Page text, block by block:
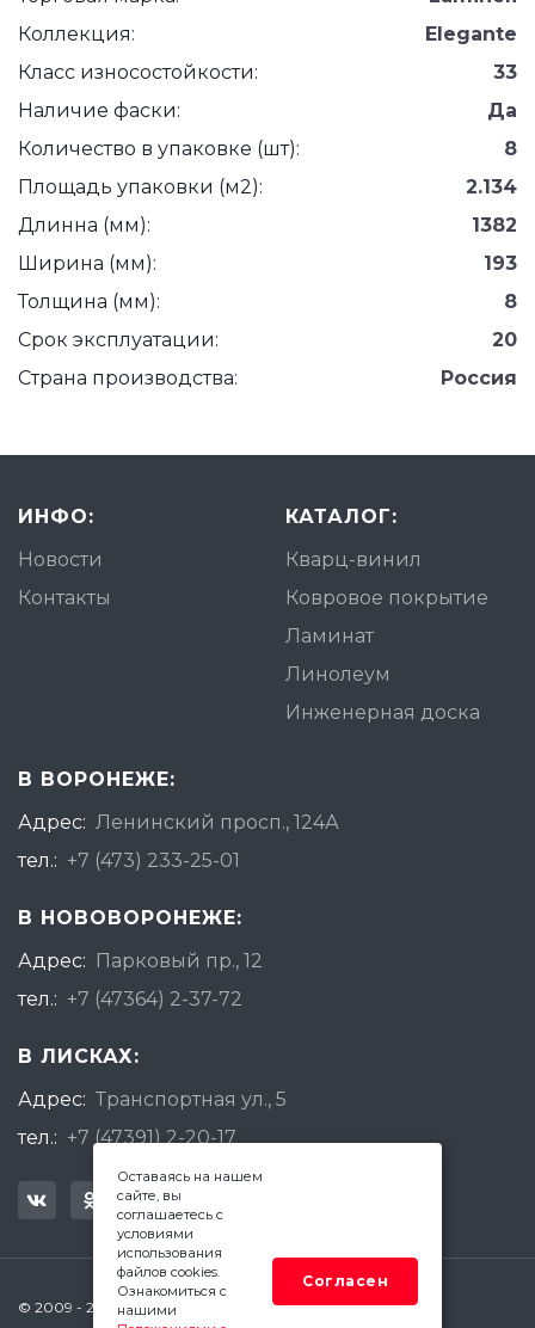
Коллекция:
Elegante
Класс износостойкости:
33
Наличие фаски:
Да
Количество в упаковке (шт):
8
Площадь упаковки (м2):
2.134
Длинна (мм):
1382
Ширина (мм):
193
Толщина (мм):
8
Срок эксплуатации:
20
Страна производства:
Россия
ИНФО:
Новости
Контакты
КАТАЛОГ:
Кварц-винил
Ковровое покрытие
Ламинат
Линолеум
Инженерная доска
В ВОРОНЕЖЕ:
Адрес: Ленинский просп., 124А
тел.: +7 (473) 233-25-01
В НОВОВОРОНЕЖЕ:
Адрес: Парковый пр., 12
тел.: +7 (47364) 2-37-72
В ЛИСКАХ:
Адрес: Транспортная ул., 5
тел.: +7 (47391) 2-20-17
© 2009 - 2026 Квадратный Метр - Воронеж
Оставаясь на нашем
сайте, вы
соглашаетесь с
условиями
использования
файлов cookies.
Ознакомиться с
нашими
Согласен